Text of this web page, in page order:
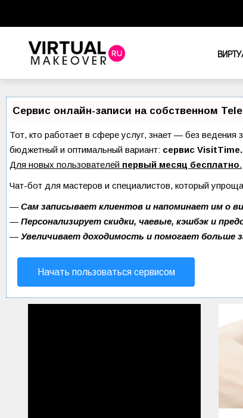
Сервис онлайн-записи на собственном
Тот, кто работает в сфере услуг, знает — без
бюджетный и оптимальный вариант: сервис VisitTime.
Для новых пользователей первый месяц бесплатно.
Чат-бот для мастеров и специалистов, который
— Сам записывает клиентов и напоминает им о
— Персонализирует скидки, чаевые, кэшбэк и
— Увеличивает доходимость и помогает больше
Начать пользоваться сервисом